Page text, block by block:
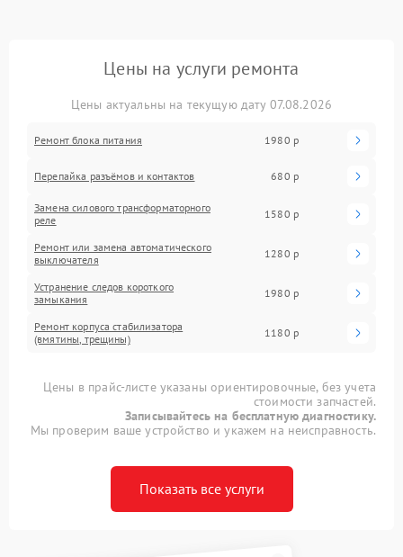
Цены на услуги ремонта
Цены актуальны на текущую дату 07.08.2026
Ремонт блока питания 1980 р
Перепайка разъёмов и контактов 680 р
Замена силового трансформаторного
реле
1580 р
Ремонт или замена автоматического
выключателя
1280 р
Устранение следов короткого
замыкания
1980 р
Ремонт корпуса стабилизатора
(вмятины, трещины)
1180 р
Цены в прайс-листе указаны ориентировочные, без учета
стоимости запчастей.
Записывайтесь на бесплатную диагностику.
Мы проверим ваше устройство и укажем на неисправность.
Показать все услуги